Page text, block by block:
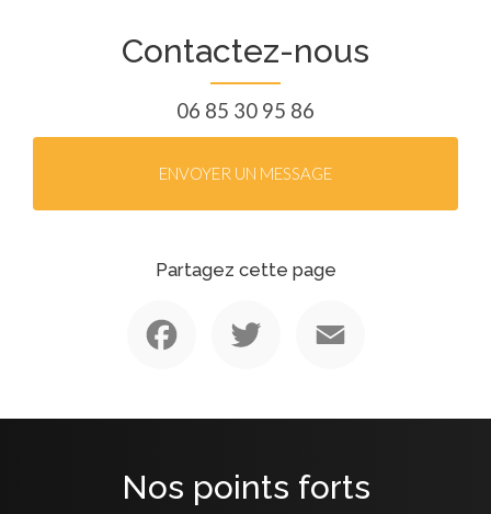
Contactez-nous
06 85 30 95 86
ENVOYER UN MESSAGE
Partagez cette page
Nos points forts